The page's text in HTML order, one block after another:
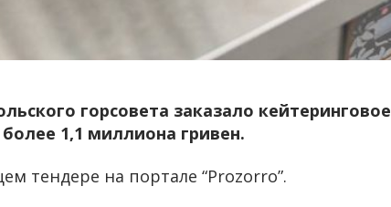
горсовета заказало кейтеринговое
1,1 миллиона гривен.
тендере на портале “Prozorro”.